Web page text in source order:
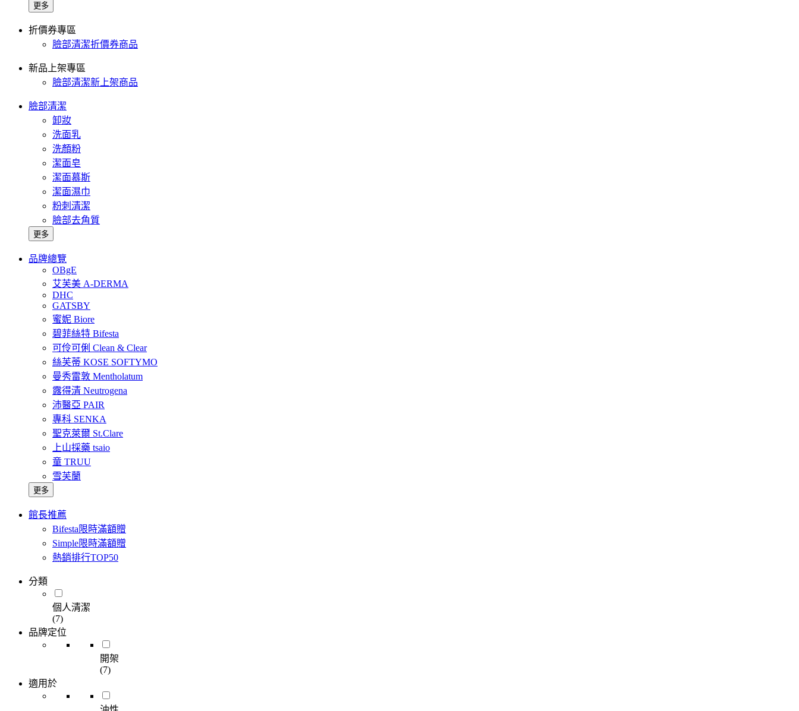
更多
折價券專區
臉部清潔折價券商品
新品上架專區
臉部清潔新上架商品
臉部清潔
卸妝
洗面乳
洗顏粉
潔面皂
潔面慕斯
潔面濕巾
粉刺清潔
臉部去角質
更多
品牌總覽
OBgE
艾芙美 A-DERMA
DHC
GATSBY
蜜妮 Biore
碧菲絲特 Bifesta
可伶可俐 Clean & Clear
絲芙蒂 KOSE SOFTYMO
曼秀雷敦 Mentholatum
露得清 Neutrogena
沛醫亞 PAIR
專科 SENKA
聖克萊爾 St.Clare
上山採藥 tsaio
童 TRUU
雪芙蘭
更多
館長推薦
Bifesta限時滿額贈
Simple限時滿額贈
熱銷排行TOP50
分類
個人清潔
(7)
品牌定位
開架
(7)
適用於